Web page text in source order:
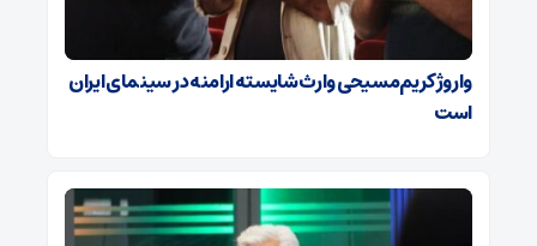
واروژ کریم‌مسیحی وارث شایسته ارامنه در سینمای ایران
است